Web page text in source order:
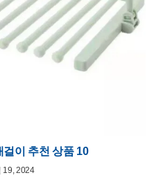
이 추천 상품 10
19, 2024